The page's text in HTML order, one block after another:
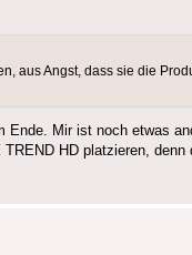
aus Angst, dass sie die
Ende. Mir ist noch etwas
HD platzieren, denn